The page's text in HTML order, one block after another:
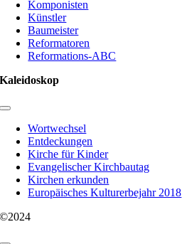
Komponisten
Künstler
Baumeister
Reformatoren
Reformations-ABC
Kaleidoskop
Toggle
NavigationWortwechsel
Entdeckungen
Kirche für Kinder
Evangelischer Kirchbautag
Kirchen erkunden
Europäisches Kulturerbejahr 2018
©2024